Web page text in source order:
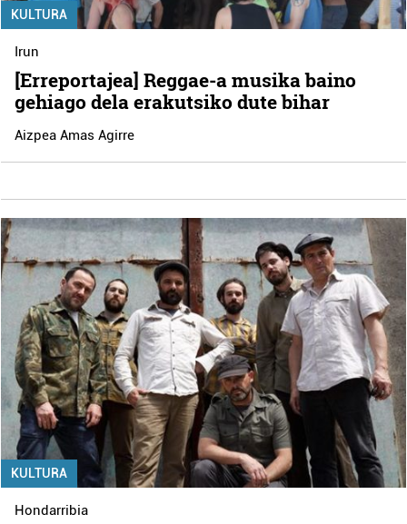
KULTURA
Irun
[Erreportajea] Reggae-a musika baino
gehiago dela erakutsiko dute bihar
Aizpea Amas Agirre
KULTURA
Hondarribia